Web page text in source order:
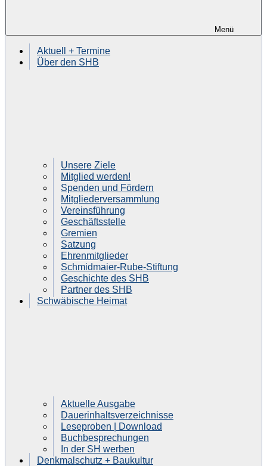
Menü
Aktuell + Termine
Über den SHB
Unsere Ziele
Mitglied werden!
Spenden und Fördern
Mitgliederversammlung
Vereinsführung
Geschäftsstelle
Gremien
Satzung
Ehrenmitglieder
Schmidmaier-Rube-Stiftung
Geschichte des SHB
Partner des SHB
Schwäbische Heimat
Aktuelle Ausgabe
Dauerinhaltsverzeichnisse
Leseproben | Download
Buchbesprechungen
In der SH werben
Denkmalschutz + Baukultur